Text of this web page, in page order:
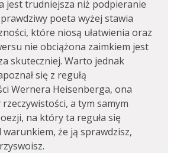
jest trudniejsza niż podpieranie
poeta wyżej stawia
które niosą ułatwienia oraz
nie obciążona zaimkiem jest
skuteczniej. Warto jednak
się z regułą
Wernera Heisenberga, ona
a tym samym
na który ta reguła się
warunkiem, że ją sprawdzisz,